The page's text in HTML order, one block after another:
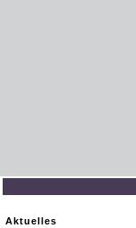
Aktuelles